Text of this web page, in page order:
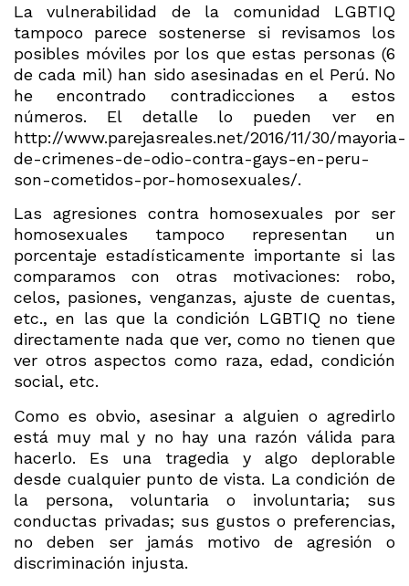
La vulnerabilidad de la comunidad LGBTIQ
tampoco parece sostenerse si revisamos los
posibles móviles por los que estas personas (6
de cada mil) han sido asesinadas en el Perú. No
he encontrado contradicciones a estos
números. El detalle lo pueden ver en
http://www.parejasreales.net/2016/11/30/mayoria-
de-crimenes-de-odio-contra-gays-en-peru-
son-cometidos-por-homosexuales/.
Las agresiones contra homosexuales por ser
homosexuales tampoco representan un
porcentaje estadísticamente importante si las
comparamos con otras motivaciones: robo,
celos, pasiones, venganzas, ajuste de cuentas,
etc., en las que la condición LGBTIQ no tiene
directamente nada que ver, como no tienen que
ver otros aspectos como raza, edad, condición
social, etc.
Como es obvio, asesinar a alguien o agredirlo
está muy mal y no hay una razón válida para
hacerlo. Es una tragedia y algo deplorable
desde cualquier punto de vista. La condición de
la persona, voluntaria o involuntaria; sus
conductas privadas; sus gustos o preferencias,
no deben ser jamás motivo de agresión o
discriminación injusta.